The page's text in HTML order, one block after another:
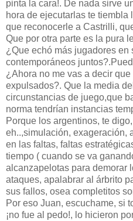
pinta la cara!. De nada sirve
hora de ejecutarlas te
que reconocerle a Castrilli,
Que por otra parte es la pura
¿Que echó más jugadores en
contemporáneos
¿Ahora no me vas a decir
expulsados?. Que la media
circunstancias de juego,que
norma tendrían instancias
Porque los argentinos, te
eh..,simulación, exageración,
en las faltas, faltas
tiempo ( cuando se va
alcanzapelotas para demorar
ataques, apalabrar al árbrito
sus fallos, osea completitos
Por eso Juan, escuchame, si
¡no fue al pedo!, lo hicieron